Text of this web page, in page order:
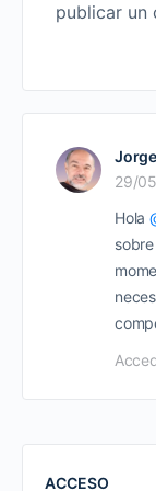
publicar un
29/
Hola
ACCESO